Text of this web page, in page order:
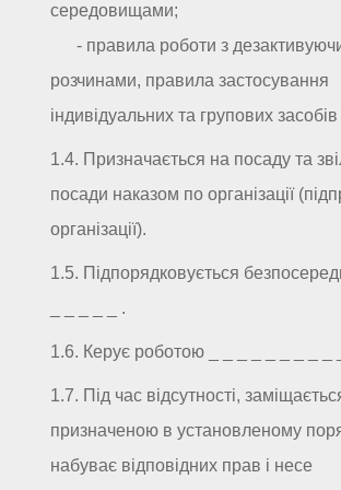
середовищами;
- правила роботи з
розчинами, правила застосування
індивідуальних та групових засобів
1.4. Призначається на посаду та
посади наказом по організації
організації).
1.5. Підпорядковується
_ _ _ _ _ .
1.6. Керує роботою _ _ _ _ _ _ _ _ _
1.7. Під час відсутності,
призначеною в установленому
набуває відповідних прав і несе